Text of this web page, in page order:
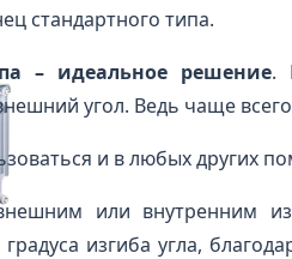
стандартного типа.
– идеальное решение.
угол. Ведь чаще
и в любых других
или внутренним
изгиба угла,